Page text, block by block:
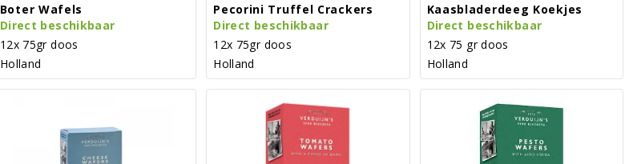
Boter Wafels
Direct beschikbaar
12x 75gr doos
Holland
Pecorini Truffel Crackers
Direct beschikbaar
12x 75gr doos
Holland
Kaasbladerdeeg Koekjes
Direct beschikbaar
12x 75 gr doos
Holland